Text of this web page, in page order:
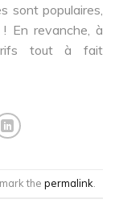
sont populaires,
En revanche, à
tout à fait
the permalink